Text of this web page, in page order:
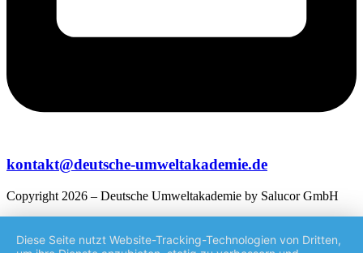
kontakt@deutsche-umweltakademie.de
Copyright 2026 – Deutsche Umweltakademie by Salucor GmbH
Diese Seite nutzt Website-Tracking-Technologien von Dritten,